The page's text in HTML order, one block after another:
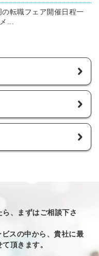
の転職フェア開催日程一
...
、まずはご相談下さ
スの中から、貴社に最
頂きます。